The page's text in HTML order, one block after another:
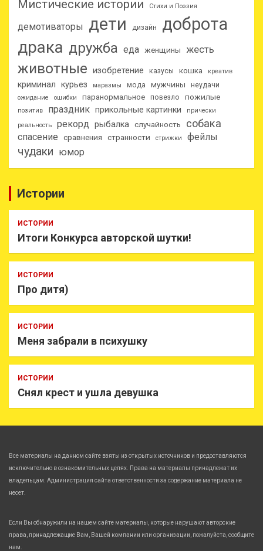
Мистические истории Стихи и Поэзия
демотиваторы дети дизайн доброта
драка дружба еда женщины жесть
животные изобретение казусы кошка креатив
криминал курьез маразмы мода мужчины неудачи
ожидание ошибки паранормальное повезло пожилые
позитив праздник прикольные картинки
прически
реальность
рекорд рыбалка случайность собака
спасение сравнения странности стрижки фейлы
чудаки юмор
Истории
ИСТОРИИ
Итоги Конкурса авторской шутки!
ИСТОРИИ
Про дитя)
ИСТОРИИ
Меня забрали в психушку
ИСТОРИИ
Снял крест и ушла девушка
Все материалы на данном сайте взяты из открытых источников и предоставляются
исключительно в ознакомительных целях. Права на материалы принадлежат их
владельцам. Администрация сайта ответственности за содержание материала не
несет.
Если Вы обнаружили на нашем сайте материалы, которые нарушают авторские
права, принадлежащие Вам, Вашей компании или организации, пожалуйста, сообщите
нам.